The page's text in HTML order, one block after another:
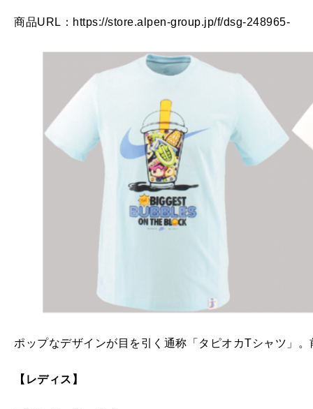
商品URL：https://store.alpen-group.jp/f/dsg-248965-
ポップなデザインが目を引く通称「タピオカTシャツ」
【レディス】